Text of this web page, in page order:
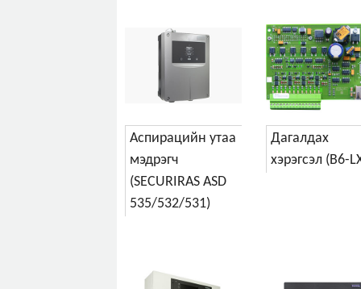
Аспирацийн утаа
мэдрэгч
(SECURIRAS ASD
535/532/531)
Дагалдах
хэрэгсэл (B6-